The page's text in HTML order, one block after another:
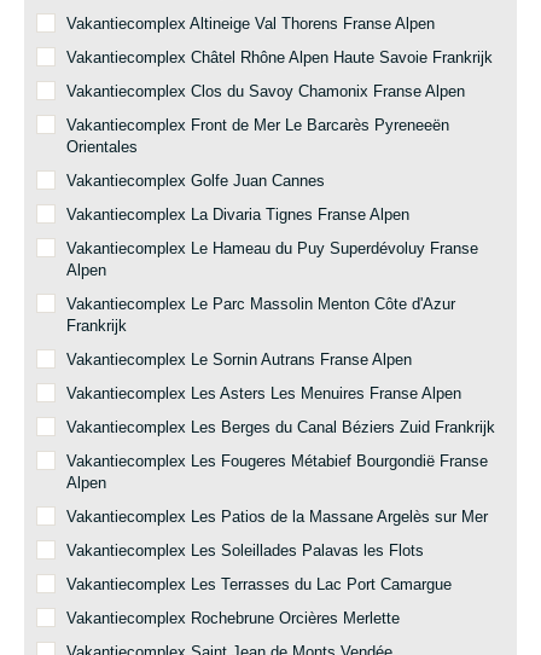
Vakantiecomplex Altineige Val Thorens Franse Alpen
Vakantiecomplex Châtel Rhône Alpen Haute Savoie Frankrijk
Vakantiecomplex Clos du Savoy Chamonix Franse Alpen
Vakantiecomplex Front de Mer Le Barcarès Pyreneeën
Orientales
Vakantiecomplex Golfe Juan Cannes
Vakantiecomplex La Divaria Tignes Franse Alpen
Vakantiecomplex Le Hameau du Puy Superdévoluy Franse
Alpen
Vakantiecomplex Le Parc Massolin Menton Côte d'Azur
Frankrijk
Vakantiecomplex Le Sornin Autrans Franse Alpen
Vakantiecomplex Les Asters Les Menuires Franse Alpen
Vakantiecomplex Les Berges du Canal Béziers Zuid Frankrijk
Vakantiecomplex Les Fougeres Métabief Bourgondië Franse
Alpen
Vakantiecomplex Les Patios de la Massane Argelès sur Mer
Vakantiecomplex Les Soleillades Palavas les Flots
Vakantiecomplex Les Terrasses du Lac Port Camargue
Vakantiecomplex Rochebrune Orcières Merlette